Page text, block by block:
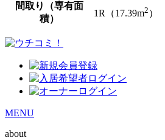
間取り（専有面
積）
1R（17.39m2 ）
MENU
about